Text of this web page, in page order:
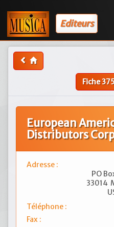
Editeurs
Fiche
European
Distributors
Adresse :
PO
33014
Téléphone :
Fax :